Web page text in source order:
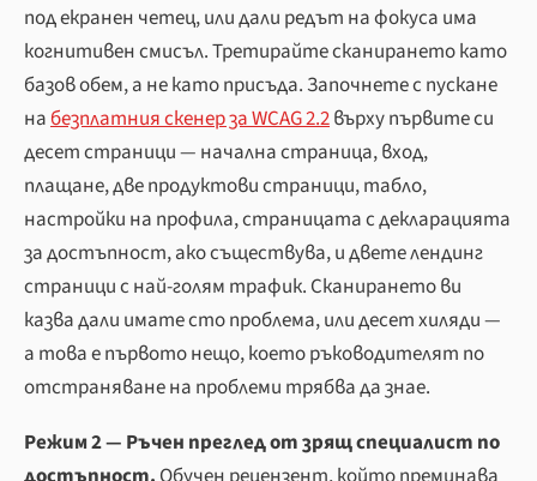
под екранен четец, или дали редът на фокуса има
когнитивен смисъл. Третирайте сканирането като
базов обем, а не като присъда. Започнете с пускане
на безплатния скенер за WCAG 2.2върху първите си
десет страници — начална страница, вход,
плащане, две продуктови страници, табло,
настройки на профила, страницата с декларацията
за достъпност, ако съществува, и двете лендинг
страници с най-голям трафик. Сканирането ви
казва дали имате сто проблема, или десет хиляди —
а това е първото нещо, което ръководителят по
отстраняване на проблеми трябва да знае.
Режим 2 — Ръчен преглед от зрящ специалист по